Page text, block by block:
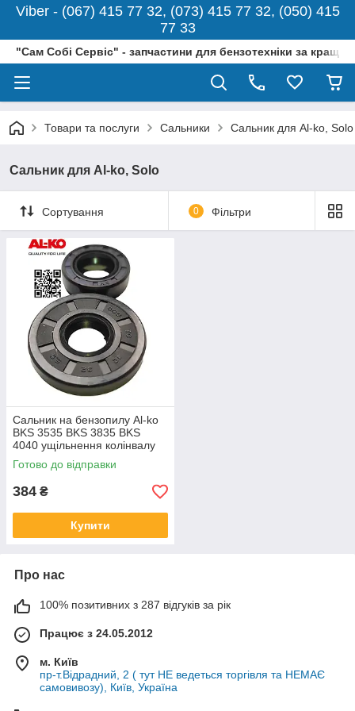
Viber - (067) 415 77 32, (073) 415 77 32, (050) 415
77 33
"Сам Собі Сервіс" - запчастини для бензотехніки за
Товари та послуги Сальники Сальник для Al-ko, Solo
Сальник для Al-ko, Solo
Сортування 0 Фільтри
Сальник на бензопилу Al-ko
BKS 3535 BKS 3835 BKS
4040 ущільнення колінвалу
для VITALS 4014 4019 4519
414559 5742223-01 5742221-
Готово до відправки
384 ₴
Купити
Про нас
100% позитивних з 287 відгуків за рік
Працює з 24.05.2012
м. Київ
пр-т.Відрадний, 2 ( тут НЕ ведеться торгівля та НЕМАЄ
самовивозу), Київ, Україна